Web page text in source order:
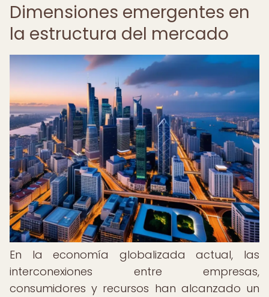
Dimensiones emergentes en
la estructura del mercado
En la economía globalizada actual, las
interconexiones entre empresas,
consumidores y recursos han alcanzado un